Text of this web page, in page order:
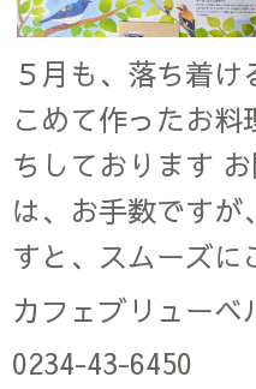
５月も、落ち着
こめて作ったお
ちしております
は、お手数ですが
すと、スムーズに
カフェブリューベ
0234-43-6450